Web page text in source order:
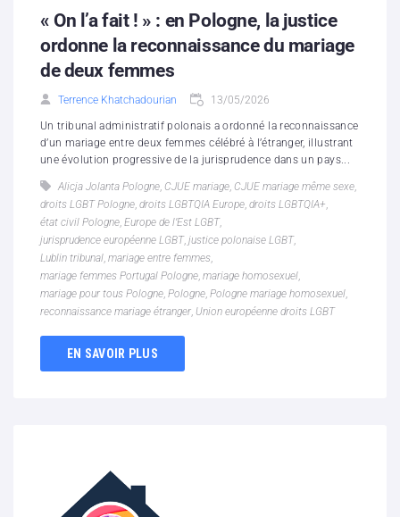
« On l’a fait ! » : en Pologne, la justice
ordonne la reconnaissance du mariage
de deux femmes
Terrence Khatchadourian 13/05/2026
Un tribunal administratif polonais a ordonné la reconnaissance
d’un mariage entre deux femmes célébré à l’étranger, illustrant
une évolution progressive de la jurisprudence dans un pays...
Alicja Jolanta Pologne, CJUE mariage, CJUE mariage même sexe,
droits LGBT Pologne, droits LGBTQIA Europe, droits LGBTQIA+,
état civil Pologne, Europe de l’Est LGBT,
jurisprudence européenne LGBT, justice polonaise LGBT,
Lublin tribunal, mariage entre femmes,
mariage femmes Portugal Pologne, mariage homosexuel,
mariage pour tous Pologne, Pologne, Pologne mariage homosexuel,
reconnaissance mariage étranger, Union européenne droits LGBT
EN SAVOIR PLUS